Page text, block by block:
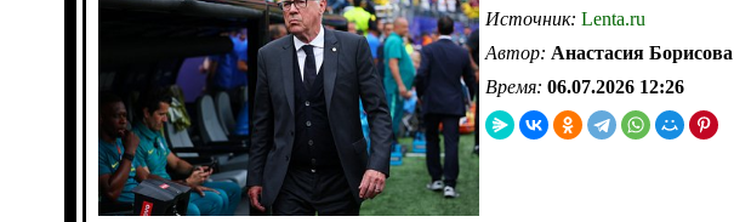
Источник: Lenta.ru
Автор: Анастасия Борисова
Время: 06.07.2026 12:26